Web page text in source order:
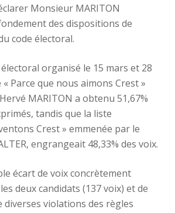
Monsieur MARITON
des dispositions de
code électoral.
électoral organisé le 15 mars et 28
Parce que nous aimons Crest »
MARITON a obtenu 51,67%
tandis que la liste
Crest » emmenée par le
engrangeait 48,33% des voix.
écart de voix concrètement
deux candidats (137 voix) et de
diverses violations des règles